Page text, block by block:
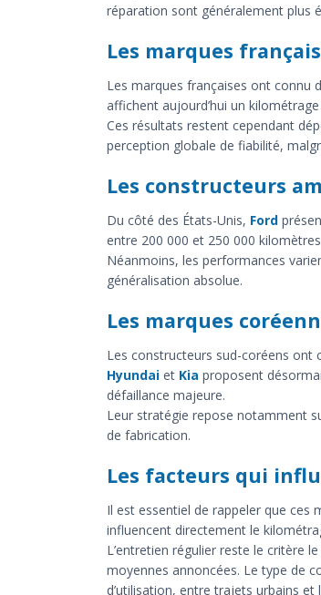
réparation sont généralement plus
Les marques
Les marques françaises ont connu
affichent aujourd’hui un
Ces résultats restent cependant
perception globale de fiabilité,
Les constructeurs
Du côté des États-Unis, Ford
entre 200 000 et 250 000
Néanmoins, les performances
généralisation absolue.
Les marques
Les constructeurs sud-coréens ont
Hyundai et Kia proposent
défaillance majeure.
Leur stratégie repose notamment
de fabrication.
Les facteurs qui
Il est essentiel de rappeler que ces
influencent directement le
L’entretien régulier reste le critère
moyennes annoncées. Le type de
d’utilisation, entre trajets urbains